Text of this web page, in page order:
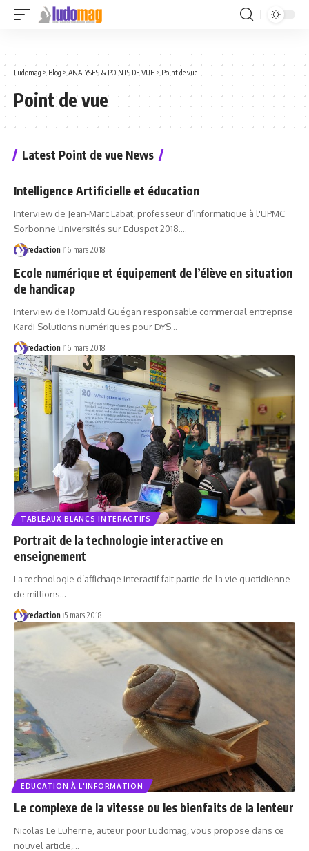
Ludomag > Blog > ANALYSES & POINTS DE VUE > Point de vue
Point de vue
Latest Point de vue News
Intelligence Artificielle et éducation
Interview de Jean-Marc Labat, professeur d’informatique à l'UPMC
Sorbonne Universités sur Eduspot 2018.…
redaction 16 mars 2018
Ecole numérique et équipement de l’élève en situation
de handicap
Interview de Romuald Guégan responsable commercial entreprise
Kardi Solutions numériques pour DYS…
redaction 16 mars 2018
TABLEAUX BLANCS INTERACTIFS
Portrait de la technologie interactive en
enseignement
La technologie d’affichage interactif fait partie de la vie quotidienne
de millions…
redaction 5 mars 2018
EDUCATION À L'INFORMATION
Le complexe de la vitesse ou les bienfaits de la lenteur
Nicolas Le Luherne, auteur pour Ludomag, vous propose dans ce
nouvel article,…